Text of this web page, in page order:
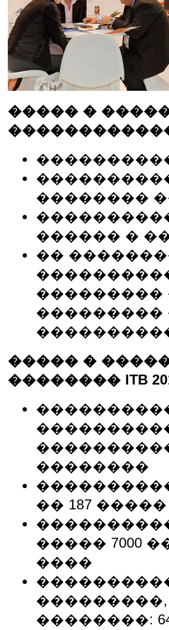
����� �
����������
��������
������ �
��
���������
���������
����� �
�������� ITB
��������
����������
�� 187
����� 7000
����
��������: